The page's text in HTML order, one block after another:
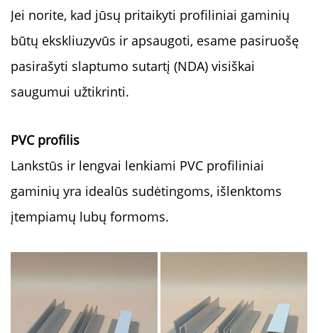
Jei norite, kad jūsų pritaikyti profiliniai gaminių
būtų ekskliuzyvūs ir apsaugoti, esame pasiruošę
pasirašyti slaptumo sutartį (NDA) visiškai
saugumui užtikrinti.
PVC profilis
Lankstūs ir lengvai lenkiami PVC profiliniai
gaminių yra idealūs sudėtingoms, išlenktoms
įtempiamų lubų formoms.